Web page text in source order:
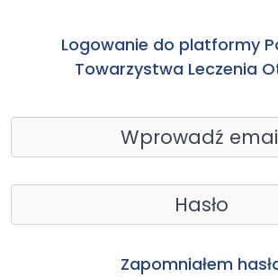
Logowanie do platformy
Towarzystwa Leczenia
Zapomniałem